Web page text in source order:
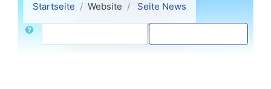
Startseite Website
Seite News
Suche